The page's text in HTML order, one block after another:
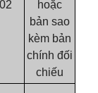
02
hoặc
bản sao
kèm bản
chính đối
chiếu